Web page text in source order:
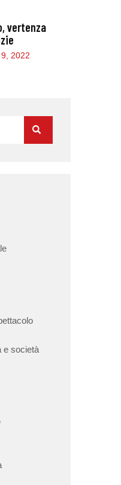
vertenza
2022
e società